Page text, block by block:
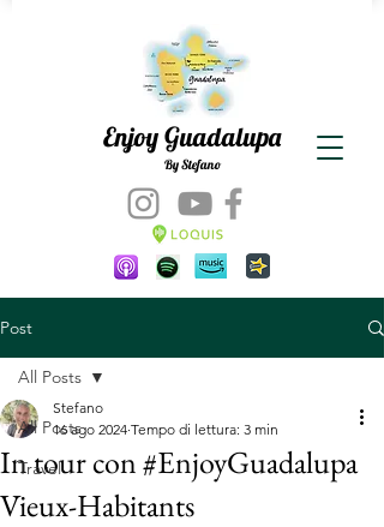
Enjoy Guadalupa
By Stefano
Post
All Posts
Travel
All Posts
In tour con #EnjoyGuadalupa
Vieux-Habitants
Stefano
16 ago 2024 Tempo di lettura: 3 min